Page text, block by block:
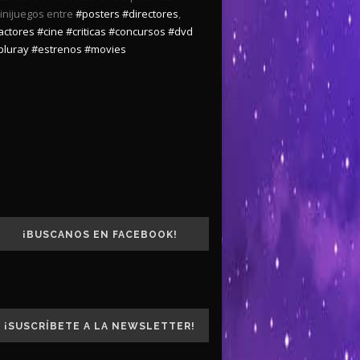
entre #posters #directores,
#cine #criticas #concursos #dvd
#estrenos #movies
¡BUSCANOS EN FACEBOOK!
¡SUSCRÍBETE A LA NEWSLETTER!